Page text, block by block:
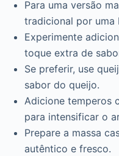
Para uma versão
tradicional por uma
Experimente
toque extra de
Se preferir, use
sabor do queijo.
Adicione temperos
para intensificar o
Prepare a massa
autêntico e fresco.